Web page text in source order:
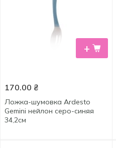
+
170.00 ₴
Ложка-шумовка Ardesto
Gemini нейлон серо-синяя
34,2см